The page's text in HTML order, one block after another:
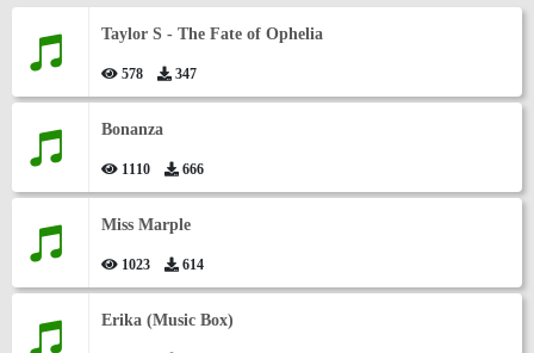
Taylor S - The Fate of Ophelia
578 347
Bonanza
1110 666
Miss Marple
1023 614
Erika (Music Box)